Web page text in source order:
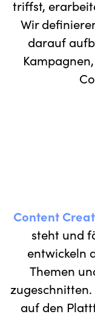
triffst,
Wir
darauf
Content
steht und
entwickeln
Themen
auf den